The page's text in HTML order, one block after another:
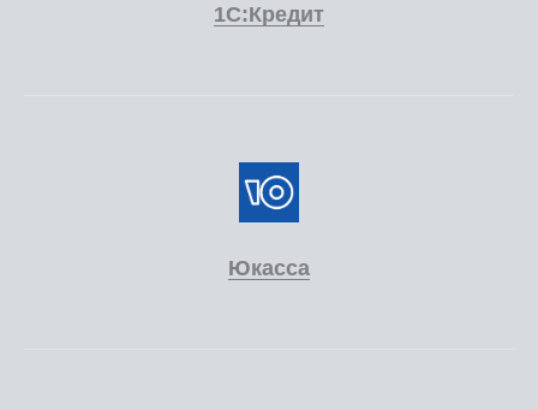
1С:Кредит
Юкасса